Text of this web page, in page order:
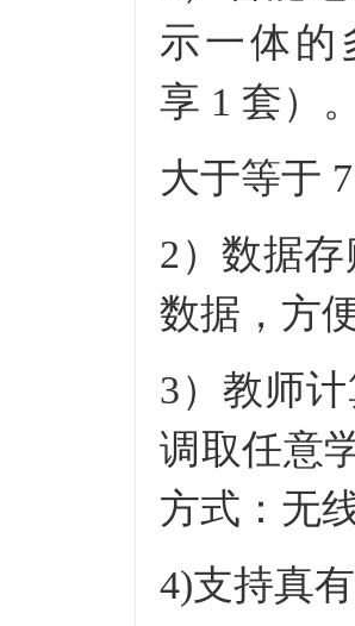
示一体的
享 1 套）
大于等于
2）数据
数据，方
3）教师
调取任意
方式：无
4)支持真